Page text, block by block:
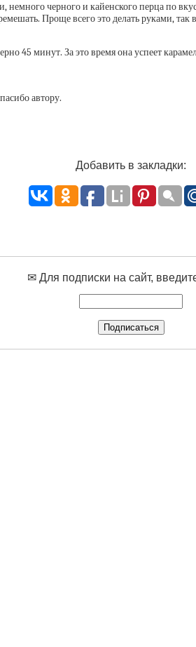
черного и кайенского перца по
Проще всего это делать руками,
45 минут. За это время она успеет
автору.
Добавить в закладки:
✉ Для подписки на сайт,